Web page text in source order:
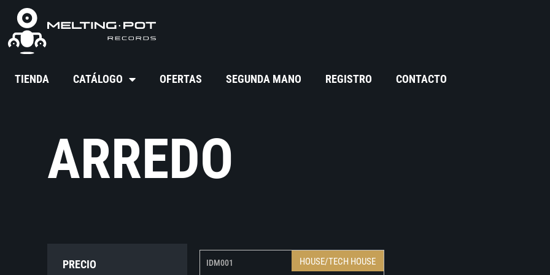
TIENDA CATÁLOGO OFERTAS SEGUNDA MANO REGISTRO CONTACTO
ARREDO
PRECIO IDM001 HOUSE/TECH HOUSE